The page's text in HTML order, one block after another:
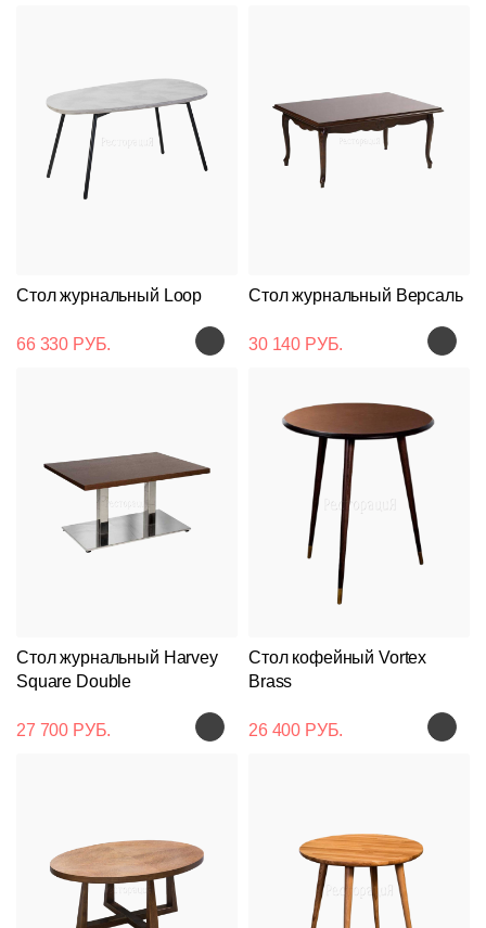
Стол журнальный Loop
66 330 РУБ.
Стол журнальный Версаль
30 140 РУБ.
Стол журнальный Harvey
Square Double
27 700 РУБ.
Стол кофейный Vortex
Brass
26 400 РУБ.